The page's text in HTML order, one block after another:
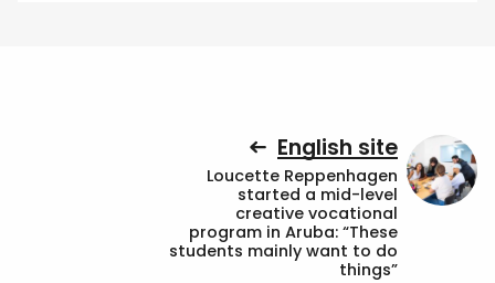
English site
Loucette Reppenhagen
started a mid-level
creative vocational
program in Aruba: “These
students mainly want to do
things”